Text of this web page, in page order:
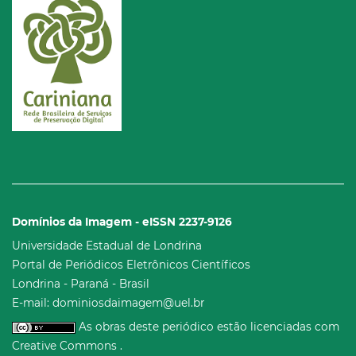
Domínios da Imagem - eISSN 2237-9126
Universidade Estadual de Londrina
Portal de Periódicos Eletrônicos Científicos
Londrina - Paraná - Brasil
E-mail: dominiosdaimagem@uel.br
As obras deste periódico estão licenciadas com
Creative Commons .